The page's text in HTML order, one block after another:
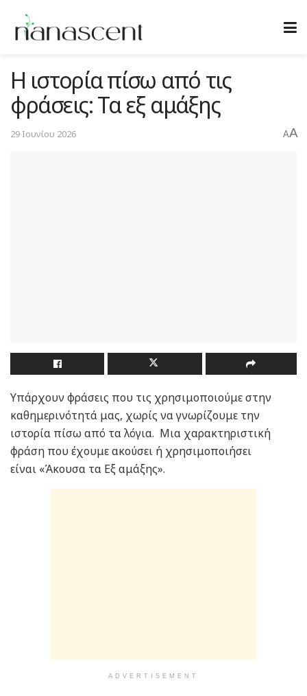
Η ιστορία πίσω από τις
φράσεις: Τα εξ αμάξης
29 Ιουνίου 2026 AA
Υπάρχουν φράσεις που τις χρησιμοποιούμε στην
καθημερινότητά μας, χωρίς να γνωρίζουμε την
ιστορία πίσω από τα λόγια. Μια χαρακτηριστική
φράση που έχουμε ακούσει ή χρησιμοποιήσει
είναι «Άκουσα τα Εξ αμάξης».
ADVERTISEMENT